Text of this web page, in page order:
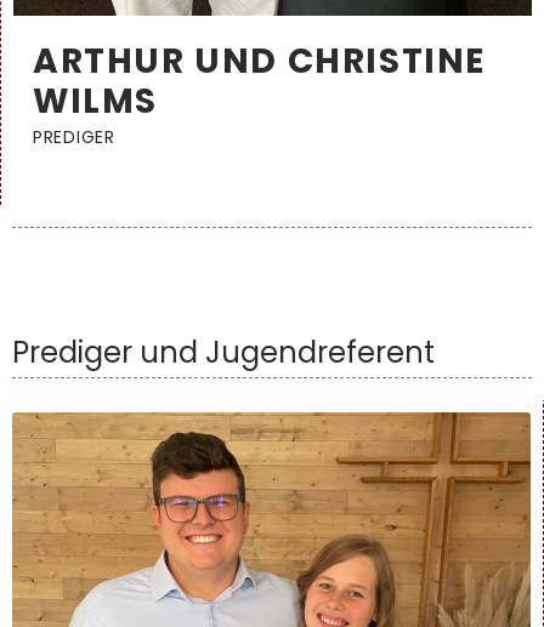
ARTHUR UND CHRISTINE
WILMS
PREDIGER
Prediger und Jugendreferent